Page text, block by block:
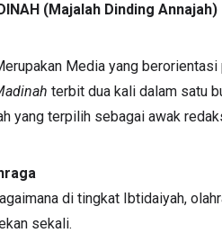
(Majalah Dinding Annajah)
Media yang
terbit dua kali dalam satu
yang terpilih sebagai awak
di tingkat Ibtidaiyah,
sekali.